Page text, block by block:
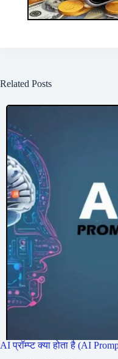
Related Posts
AI प्रॉम्प्ट क्या होता है (AI